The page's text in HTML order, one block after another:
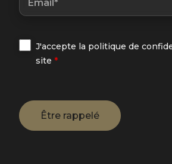
J'accepte la politique de
site *